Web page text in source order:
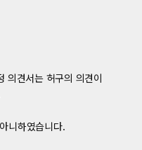
의견서는 허구의 의견이
니하였습니다.